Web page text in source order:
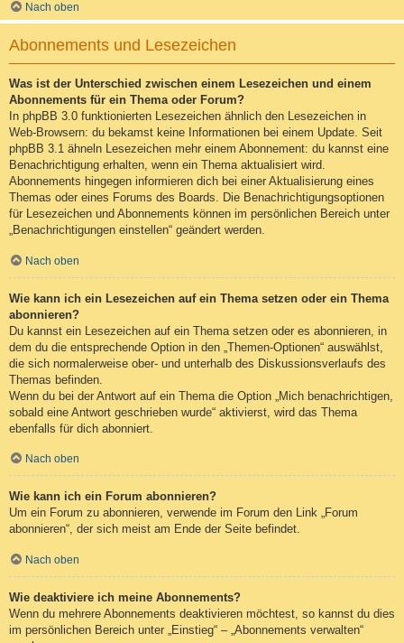
Nach oben
Abonnements und Lesezeichen
Was ist der Unterschied zwischen einem Lesezeichen und einem
Abonnements für ein Thema oder Forum?
In phpBB 3.0 funktionierten Lesezeichen ähnlich den Lesezeichen in
Web-Browsern: du bekamst keine Informationen bei einem Update. Seit
phpBB 3.1 ähneln Lesezeichen mehr einem Abonnement: du kannst eine
Benachrichtigung erhalten, wenn ein Thema aktualisiert wird.
Abonnements hingegen informieren dich bei einer Aktualisierung eines
Themas oder eines Forums des Boards. Die Benachrichtigungsoptionen
für Lesezeichen und Abonnements können im persönlichen Bereich unter
„Benachrichtigungen einstellen“ geändert werden.
Nach oben
Wie kann ich ein Lesezeichen auf ein Thema setzen oder ein Thema
abonnieren?
Du kannst ein Lesezeichen auf ein Thema setzen oder es abonnieren, in
dem du die entsprechende Option in den „Themen-Optionen“ auswählst,
die sich normalerweise ober- und unterhalb des Diskussionsverlaufs des
Themas befinden.
Wenn du bei der Antwort auf ein Thema die Option „Mich benachrichtigen,
sobald eine Antwort geschrieben wurde“ aktivierst, wird das Thema
ebenfalls für dich abonniert.
Nach oben
Wie kann ich ein Forum abonnieren?
Um ein Forum zu abonnieren, verwende im Forum den Link „Forum
abonnieren“, der sich meist am Ende der Seite befindet.
Nach oben
Wie deaktiviere ich meine Abonnements?
Wenn du mehrere Abonnements deaktivieren möchtest, so kannst du dies
im persönlichen Bereich unter „Einstieg“ – „Abonnements verwalten“